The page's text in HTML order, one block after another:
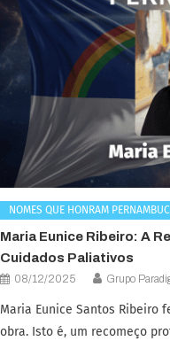
NOMES QUE HONRAM
Maria Eunice Ribeiro: A
Cuidados Paliativos
08/12/2025 Grupo
Maria Eunice Santos Ribeiro
obra. Isto é, um recomeço